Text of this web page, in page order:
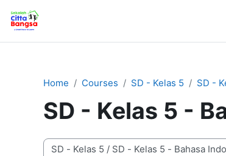
Home Courses SD - Kelas 5 SD -
SD - Kelas 5 -
Course categories